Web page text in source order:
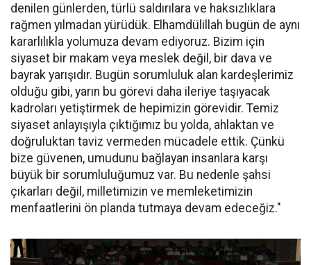
denilen günlerden, türlü saldırılara ve haksızlıklara
rağmen yılmadan yürüdük. Elhamdülillah bugün de aynı
kararlılıkla yolumuza devam ediyoruz. Bizim için
siyaset bir makam veya meslek değil, bir dava ve
bayrak yarışıdır. Bugün sorumluluk alan kardeşlerimiz
olduğu gibi, yarın bu görevi daha ileriye taşıyacak
kadroları yetiştirmek de hepimizin görevidir. Temiz
siyaset anlayışıyla çıktığımız bu yolda, ahlaktan ve
doğruluktan taviz vermeden mücadele ettik. Çünkü
bize güvenen, umudunu bağlayan insanlara karşı
büyük bir sorumluluğumuz var. Bu nedenle şahsi
çıkarları değil, milletimizin ve memleketimizin
menfaatlerini ön planda tutmaya devam edeceğiz."